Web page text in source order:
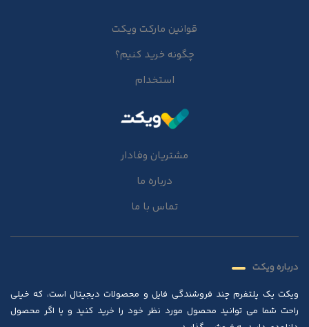
قوانین مارکت ویکت
چگونه خرید کنیم؟
استخدام
مشتریان وفادار
درباره ما
تماس با ما
درباره ویکت
ویکت یک پلتفرم چند فروشندگی فایل و محصولات دیجیتال است، که خیلی
راحت شما می توانید محصول مورد نظر خود را خرید کنید و یا اگر محصول